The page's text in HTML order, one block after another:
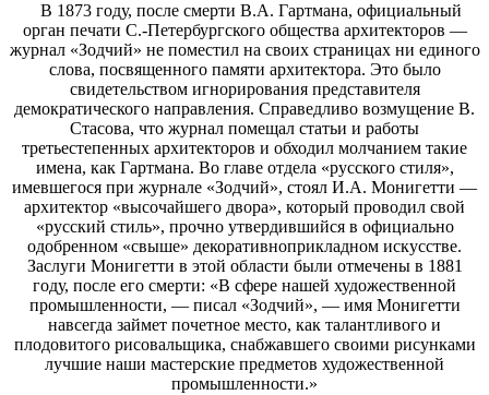
В 1873 году, после смерти В.А. Гартмана, официальный
орган печати С.-Петербургского общества архитекторов —
журнал «Зодчий» не поместил на своих страницах ни единого
слова, посвященного памяти архитектора. Это было
свидетельством игнорирования представителя
демократического направления. Справедливо возмущение В.
Стасова, что журнал помещал статьи и работы
третьестепенных архитекторов и обходил молчанием такие
имена, как Гартмана. Во главе отдела «русского стиля»,
имевшегося при журнале «Зодчий», стоял И.А. Монигетти —
архитектор «высочайшего двора», который проводил свой
«русский стиль», прочно утвердившийся в официально
одобренном «свыше» декоративноприкладном искусстве.
Заслуги Монигетти в этой области были отмечены в 1881
году, после его смерти: «В сфере нашей художественной
промышленности, — писал «Зодчий», — имя Монигетти
навсегда займет почетное место, как талантливого и
плодовитого рисовальщика, снабжавшего своими рисунками
лучшие наши мастерские предметов художественной
промышленности.»